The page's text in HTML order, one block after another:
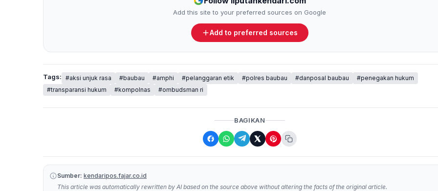
Add this site to your preferred sources on Google
Add to preferred sources
Tags: #aksi unjuk rasa #baubau #amphi #pelanggaran etik #polres baubau #danposal baubau
#penegakan hukum
#transparansi hukum
#kompolnas #ombudsman ri
BAGIKAN
Sumber: kendaripos.fajar.co.id
This article was automatically rewritten by AI based on the source above without altering the facts of the original article.